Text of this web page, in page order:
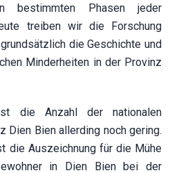
bestimmten Phasen jeder
treiben wir die Forschung
die Geschichte und
Minderheiten in der Provinz
die Anzahl der nationalen
Dien Bien allerding noch gering.
die Auszeichnung für die Mühe
in Dien Bien bei der